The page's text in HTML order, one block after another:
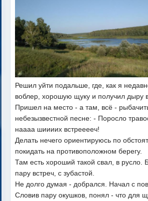
Решил уйти подальше, где, как я
воблер, хорошую щуку и получил дыру
Пришел на место - а там, всё -
небезызвестной песне: - Поросло
наааа шиииих встрееееч!
Делать нечего ориентируюсь по
покидать на противоположном берегу.
Там есть хороший такой свал, в русло.
пару встреч, с зубастой.
Не долго думая - добрался. Начал с
Словив пару окушков, понял - что для